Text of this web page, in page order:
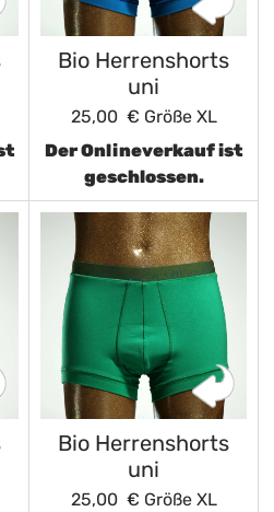
Bio Herrenshorts
uni
25,00 € Größe XL
Der Onlineverkauf ist
geschlossen.
Bio Herrenshorts
uni
25,00 € Größe XL